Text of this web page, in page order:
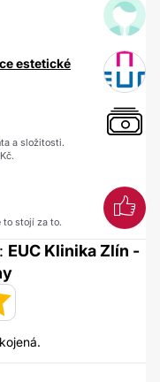
estetické
a složitosti.
to stojí za to.
EUC Klinika Zlín -